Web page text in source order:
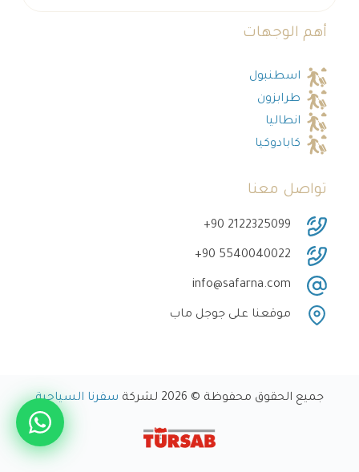
أهم الوجهات
اسطنبول
طرابزون
انطاليا
كابادوكيا
تواصل معنا
‎+90 2122325099
‎+90 5540040022
info@safarna.com
موقعنا على جوجل ماب
جميع الحقوق محفوظة © 2026 لشركة سفرنا السياحية